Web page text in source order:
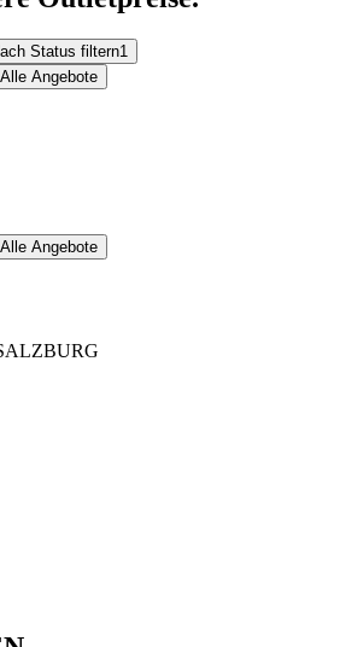
Status filtern1
Alle Angebote
Alle Angebote